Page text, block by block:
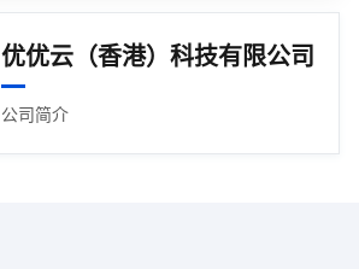
优优云（香港）科技有限公司
公司简介